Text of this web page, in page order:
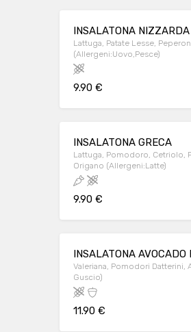
INSALATONA NIZZARDA
Lattuga, Patate Lesse,
(Allergeni:Uovo,Pesce)
9.90 €
INSALATONA GRECA
Lattuga, Pomodoro, Cetriolo,
Origano (Allergeni:Latte)
9.90 €
INSALATONA
Valeriana, Pomodori Datterini,
Guscio)
11.90 €